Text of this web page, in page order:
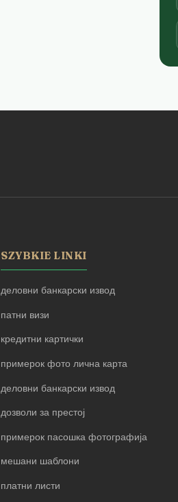
SZYBKIE LINKI
деловни банкарски извод
патни визи
кредитни картички
примерок фото лична карта
деловни банкарски извод
дозволи за престој
примерок пасошка фотографија
мешани шаблони
платни листи